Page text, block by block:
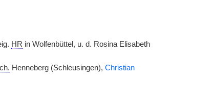
HR in Wolfenbüttel, u. d. Rosina Elisabeth
Henneberg (Schleusingen), Christian